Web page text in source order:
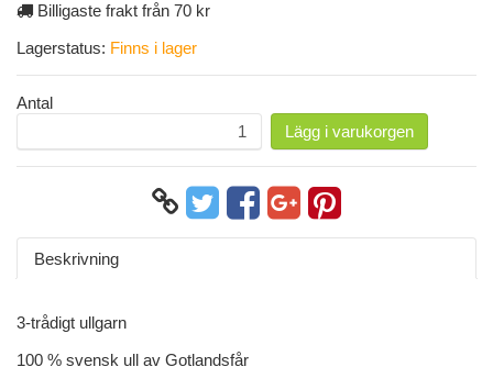
Billigaste frakt från 70 kr
Lagerstatus: Finns i lager
Antal
Lägg i varukorgen
Beskrivning
3-trådigt ullgarn
100 % svensk ull av Gotlandsfår